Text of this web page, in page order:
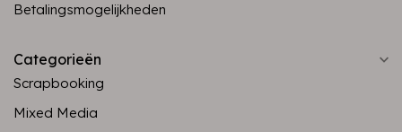
Betalingsmogelijkheden
Categorieën
Scrapbooking
Mixed Media